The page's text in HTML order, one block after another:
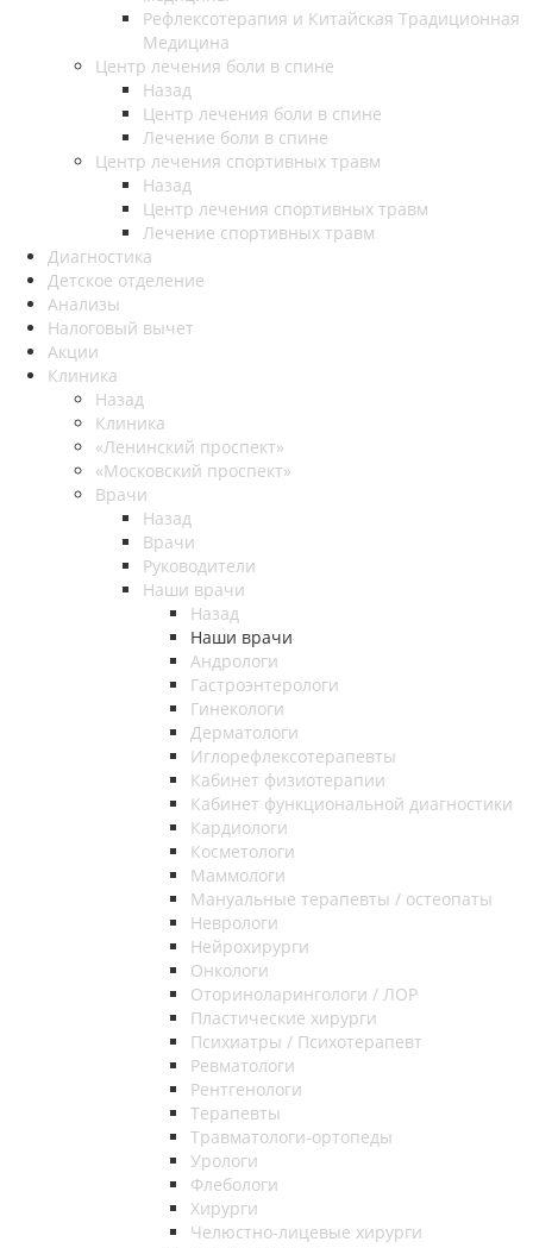
Рефлексотерапия и Китайская Традиционная
Медицина
Центр лечения боли в спине
Назад
Центр лечения боли в спине
Лечение боли в спине
Центр лечения спортивных травм
Назад
Центр лечения спортивных травм
Лечение спортивных травм
Диагностика
Детское отделение
Анализы
Налоговый вычет
Акции
Клиника
Назад
Клиника
«Ленинский проспект»
«Московский проспект»
Врачи
Назад
Врачи
Руководители
Наши врачи
Назад
Наши врачи
Андрологи
Гастроэнтерологи
Гинекологи
Дерматологи
Иглорефлексотерапевты
Кабинет физиотерапии
Кабинет функциональной диагностики
Кардиологи
Косметологи
Маммологи
Мануальные терапевты / остеопаты
Неврологи
Нейрохирурги
Онкологи
Оториноларингологи / ЛОР
Пластические хирурги
Психиатры / Психотерапевт
Ревматологи
Рентгенологи
Терапевты
Травматологи-ортопеды
Урологи
Флебологи
Хирурги
Челюстно-лицевые хирурги